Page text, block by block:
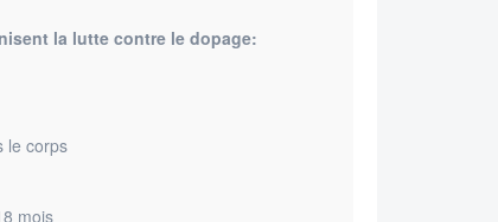
la lutte contre le dopage:
le corps
mois